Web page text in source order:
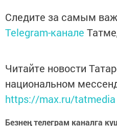
Следите за самым
Telegram-канале
Читайте новости
национальном
https://max.ru/tatmedia
Безнең телеграм каналга